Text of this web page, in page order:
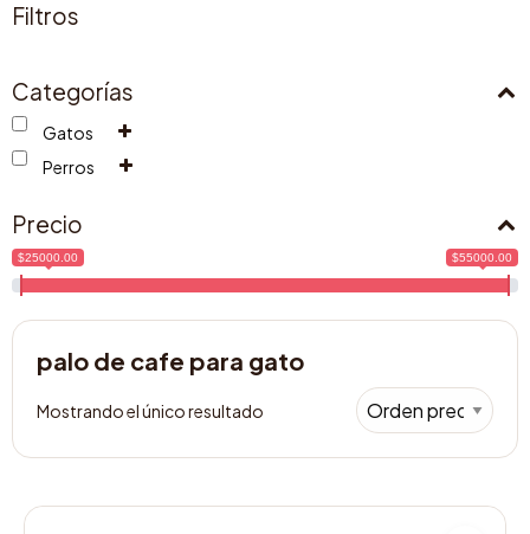
Filtros
Categorías
Gatos
Perros
Precio
$25000.00 $55000.00
palo de cafe para gato
Mostrando el único resultado
Este